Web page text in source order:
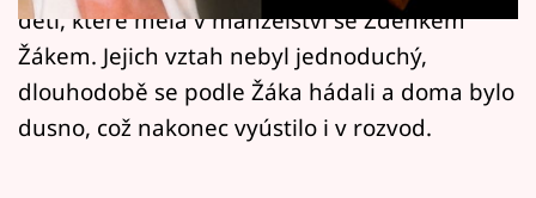
Pořady
Mámy sobě
děti, které měla v manželství se Zdeňkem
Žákem. Jejich vztah nebyl jednoduchý,
dlouhodobě se podle Žáka hádali a doma bylo
dusno, což nakonec vyústilo i v rozvod.